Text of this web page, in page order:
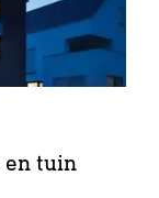
en tuin